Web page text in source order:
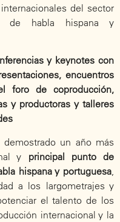
del sector
de habla hispana y
y keynotes con
encuentros
foro de coproducción,
y productoras y talleres
un año más
y principal punto de
hispana y portuguesa
a los largometrajes y
el talento de los
internacional y la